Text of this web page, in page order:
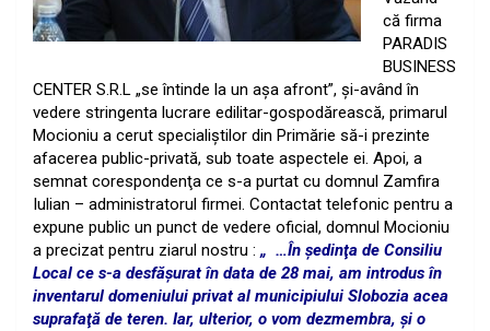
că firma
PARADIS
BUSINESS
CENTER S.R.L „se întinde la un aşa afront”, şi-având în
vedere stringenta lucrare edilitar-gospodărească, primarul
Mocioniu a cerut specialiştilor din Primărie să-i prezinte
afacerea public-privată, sub toate aspectele ei. Apoi, a
semnat corespondenţa ce s-a purtat cu domnul Zamfira
Iulian – administratorul firmei. Contactat telefonic pentru a
expune public un punct de vedere oficial, domnul Mocioniu
a precizat pentru ziarul nostru : „ …În şedinţa de Consiliu
Local ce s-a desfăşurat în data de 28 mai, am introdus în
inventarul domeniului privat al municipiului Slobozia acea
suprafaţă de teren. Iar, ulterior, o vom dezmembra, şi o